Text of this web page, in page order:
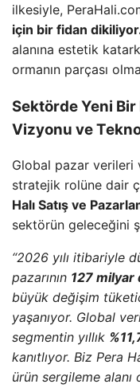
ilkesiyle,
için bir fidan
alanına estetik
ormanın parçası
Sektörde Yeni
Vizyonu ve
Global pazar verileri
stratejik rolüne dair
Halı Satış ve
sektörün geleceğini
“2026 yılı itibariyle
pazarının 127 milyar
büyük değişim
yaşanıyor. Global
segmentin yıllık
kanıtlıyor. Biz Pera
ürün sergileme alanı